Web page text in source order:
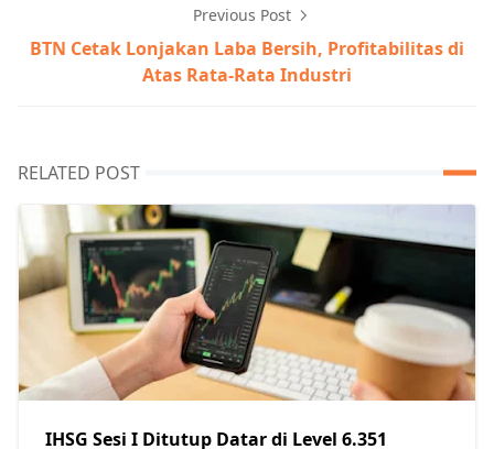
Previous Post
BTN Cetak Lonjakan Laba Bersih, Profitabilitas di
Atas Rata-Rata Industri
RELATED POST
IHSG Sesi I Ditutup Datar di Level 6.351